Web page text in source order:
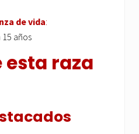
de vida:
15 años
esta raza